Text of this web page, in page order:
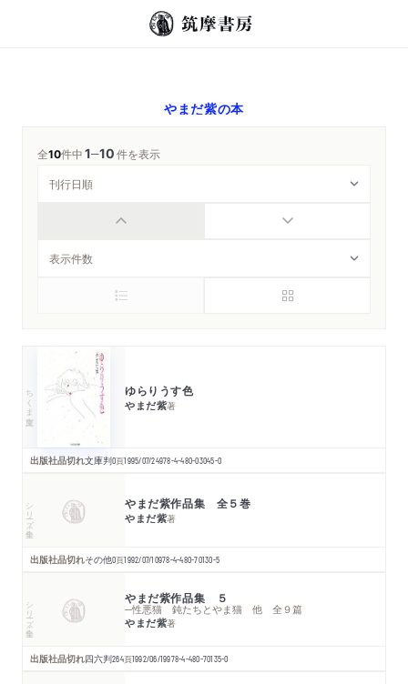
やまだ紫の本
全10件中1─10件を表示
ちくま文庫 ゆらりうす色
やまだ紫著
出版社品切れ文庫判0頁1995/07/24978-4-480-03045-0
シリーズ・全集 やまだ紫作品集 全５巻
やまだ紫著
出版社品切れその他0頁1992/07/10978-4-480-70130-5
シリーズ・全集 やまだ紫作品集 ５
─性悪猫 鈍たちとやま猫 他 全９篇
やまだ紫著
出版社品切れ四六判264頁1992/06/19978-4-480-70135-0